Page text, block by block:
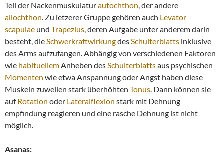
Teil der Nackenmuskulaturautochthon, der andere
allochthon. Zu letzerer Gruppe gehören auch Levator
scapulae und Trapezius, deren Aufgabe unter anderem darin
besteht, dieSchwerkraftwirkungdesSchulterblatts inklusive
des Arms aufzufangen. Abhängig von verschiedenen Faktoren
wie habituellemAnheben desSchulterblattsaus psychischen
Momenten wie etwa Anspannung oder Angst haben diese
Muskeln zuweilen stark überhöhten Tonus. Dann können sie
aufRotation oder Lateralflexion stark mit Dehnung
empfindung reagieren und eine rasche Dehnung ist nicht
möglich.
Asanas: